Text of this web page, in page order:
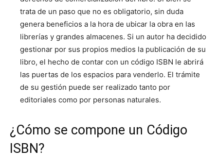
trata de un paso que no es obligatorio, sin duda
genera beneficios a la hora de ubicar la obra en las
librerías y grandes almacenes. Si un autor ha decidido
gestionar por sus propios medios la publicación de su
libro, el hecho de contar con un código ISBN le abrirá
las puertas de los espacios para venderlo. El trámite
de su gestión puede ser realizado tanto por
editoriales como por personas naturales.
¿Cómo se compone un Código
ISBN?